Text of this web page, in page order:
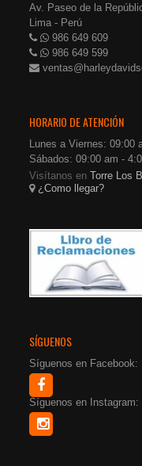
Av. Paseo de la
Lima - Perú
986 649 609
986 649 599
HORARIO DE ATENCIÓN
Lunes a Viernes: 09:00
Sábados: 09:00 am -
Visítanos enTorre Los
¿Como llegar?
SÍGUENOS
Síguenos en Facebook:
Síguenos en Instagram: